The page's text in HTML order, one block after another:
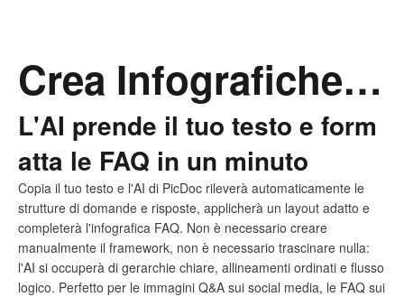
Crea Infografiche FAQ con AI in Minuti
L'AI prende il tuo testo e form
atta le FAQ in un minuto
Copia il tuo testo e l'AI di PicDoc rileverà automaticamente le
strutture di domande e risposte, applicherà un layout adatto e
completerà l'infografica FAQ. Non è necessario creare
manualmente il framework, non è necessario trascinare nulla:
l'AI si occuperà di gerarchie chiare, allineamenti ordinati e flusso
logico. Perfetto per le immagini Q&A sui social media, le FAQ sui